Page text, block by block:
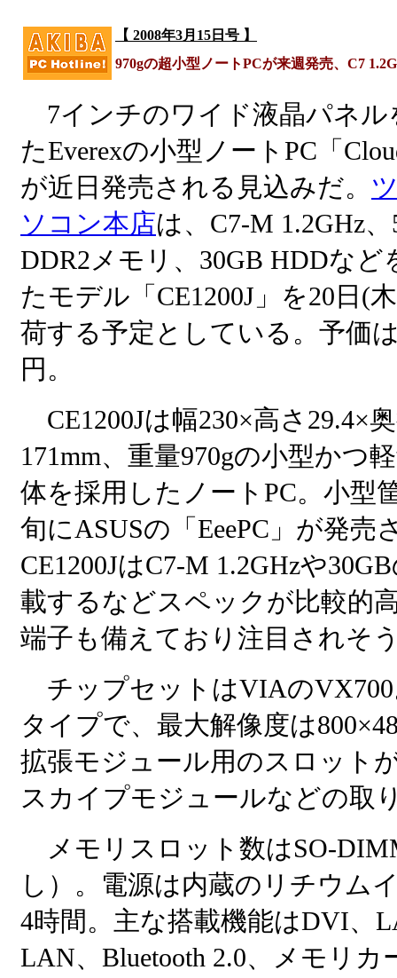
【 2008年3月15日号 】
970gの超小型ノートPCが来週発売、C7
7インチのワイド液晶パネル
たEverexの小型ノートPC「
が近日発売される見込みだ。
ソコン本店は、C7-M 1.2GHz
DDR2メモリ、30GB HDDなど
たモデル「CE1200J」を20日(
荷する予定としている。予価
円。
CE1200Jは幅230×高さ29.4×
171mm、重量970gの小型かつ
体を採用したノートPC。小型
旬にASUSの「EeePC」が発
CE1200JはC7-M 1.2GHzや
載するなどスペックが比較的
端子も備えており注目されそ
チップセットはVIAの
タイプで、最大解像度は
拡張モジュール用のスロット
スカイプモジュールなどの取
メモリスロット数はSO-
し）。電源は内蔵のリチウム
4時間。主な搭載機能はDVI、
LAN、Bluetooth 2.0、メモリ